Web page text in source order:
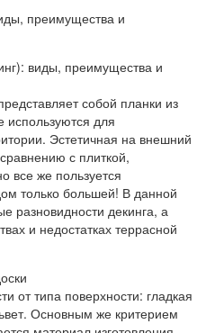
собой планки из
используются для
Эстетичная на внешний
с плиткой,
все же пользуется
только большей! В данной
разновидности декинга, а
и недостатках террасной
от типа поверхности: гладкая
Основным же критерием